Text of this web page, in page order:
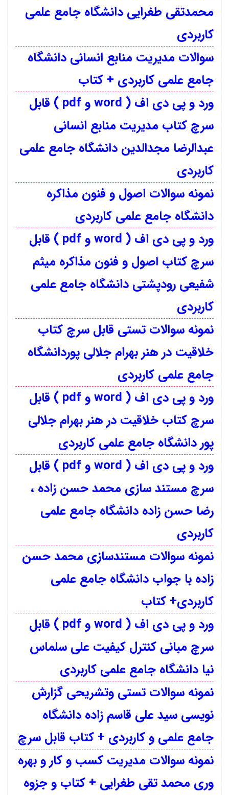
محمدتقی طغرایی دانشگاه جامع علمی
کاربردی
سوالات مدیریت منابع انسانی دانشگاه
جامع علمی کاربردی + کتاب
ورد و پی دی اف ( word و pdf ) قابل
سرچ کتاب مدیریت منابع انسانی
عبدالرضا مجدالدین دانشگاه جامع علمی
کاربردی
نمونه سوالات اصول و فنون مذاکره
دانشگاه جامع علمی کاربردی
ورد و پی دی اف ( word و pdf ) قابل
سرچ کتاب اصول و فنون مذاکره میثم
شفیعی رودپشتی دانشگاه جامع علمی
کاربردی
نمونه سوالات تستی قابل سرچ کتاب
خلاقیت در هنر بهرام جلالی پوردانشگاه
جامع علمی کاربردی
ورد و پی دی اف ( word و pdf ) قابل
سرچ کتاب خلاقیت در هنر بهرام جلالی
پور دانشگاه جامع علمی کاربردی
ورد و پی دی اف ( word و pdf ) قابل
سرچ مستند سازی محمد حسن زاده ،
رضا حسن زاده دانشگاه جامع علمی
کاربردی
نمونه سوالات مستندسازی محمد حسن
زاده با جواب دانشگاه جامع علمی
کاربردی+ کتاب
ورد و پی دی اف ( word و pdf ) قابل
سرچ مبانی کنترل کیفیت علی سلماس
نیا دانشگاه جامع علمی کاربردی
نمونه سوالات تستی وتشریحی گزارش
نویسی سید علی قاسم زاده دانشگاه
جامع علمی و کاربردی + کتاب قابل سرچ
نمونه سوالات مدیریت کسب و کار و بهره
وری محمد تقی طغرایی + کتاب و جزوه